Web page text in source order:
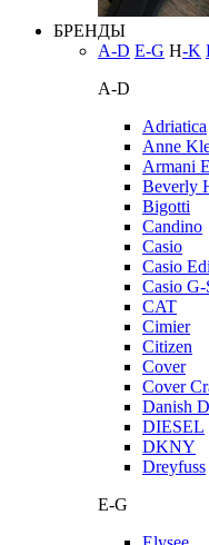
БРЕНДЫ
A-D E-G H-K
A-D
Adriatica
Anne
Armani
Beverly
Bigotti
Candino
Casio
Casio
Casio
CAT
Cimier
Citizen
Cover
Cover
Danish
DIESEL
DKNY
Dreyfuss
E-G